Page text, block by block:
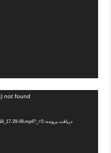
not found
دریافت پرونده: http://chiran-echo.org/wp-content/uploads/2025/05/video_2025-05-18_17-29-09.mp4?_=5